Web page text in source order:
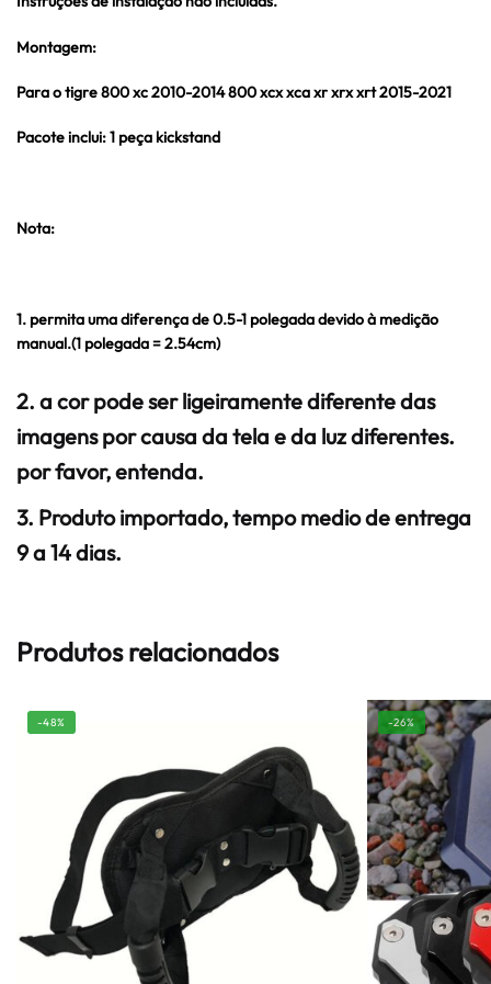
Montagem:
Para o tigre 800 xc 2010-2014 800 xcx xca xr xrx xrt 2015-2021
Pacote inclui: 1 peça kickstand
Nota:
1. permita uma diferença de 0.5-1 polegada devido à medição
manual.(1 polegada = 2.54cm)
2. a cor pode ser ligeiramente diferente das
imagens por causa da tela e da luz diferentes.
por favor, entenda.
3. Produto importado, tempo medio de entrega
9 a 14 dias.
Produtos relacionados
-48% -26%